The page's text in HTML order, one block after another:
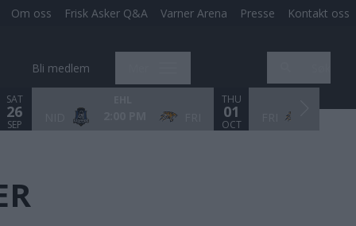
Om oss Frisk Asker Q&A Varner Arena Presse Kontakt oss
Bli medlem
SAT
26
SEP
THU
01
OCT